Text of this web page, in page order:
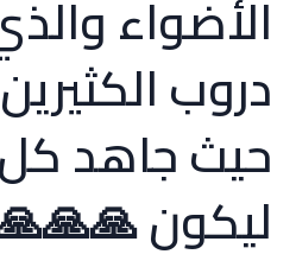
الأضواء
دروب
حيث جاهد كل
ليكون